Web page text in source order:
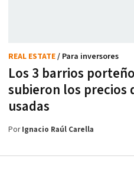
Los 3 barrios
subieron los precios
usadas
REAL ESTATE/ Para inversores
PorIgnacio Raúl Carella